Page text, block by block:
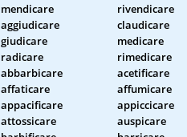
mendicare
rivendicare
aggiudicare
claudicare
giudicare
medicare
radicare
rimedicare
abbarbicare
acetificare
affaticare
affumicare
appacificare
appiccicare
attossicare
auspicare